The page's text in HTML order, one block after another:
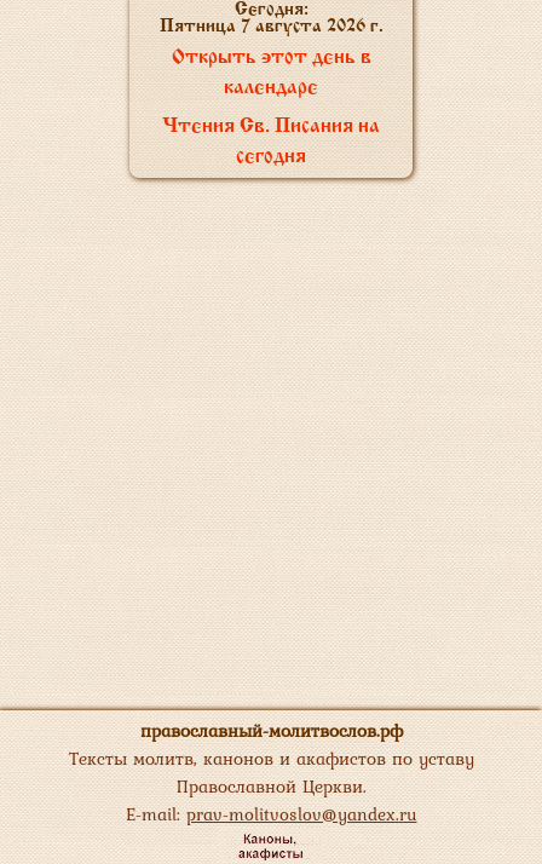
Сегодня:
Пятница 7 августа 2026 г.
Открыть этот день в
календаре
Чтения Св. Писания на
сегодня
православный-молитвослов.рф
Тексты молитв, канонов и акафистов по уставу
Православной Церкви.
E-mail:prav-molitvoslov@yandex.ru